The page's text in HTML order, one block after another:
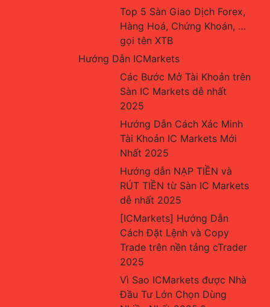
Top 5 Sàn Giao Dịch Forex,
Hàng Hoá, Chứng Khoán, …
gọi tên XTB
Hướng Dẫn ICMarkets
Các Bước Mở Tài Khoản trên
Sàn IC Markets dễ nhất
2025
Hướng Dẫn Cách Xác Minh
Tài Khoản IC Markets Mới
Nhất 2025
Hướng dẫn NẠP TIỀN và
RÚT TIỀN từ Sàn IC Markets
dễ nhất 2025
[ICMarkets] Hướng Dẫn
Cách Đặt Lệnh và Copy
Trade trên nền tảng cTrader
2025
Vì Sao ICMarkets được Nhà
Đầu Tư Lớn Chọn Dùng